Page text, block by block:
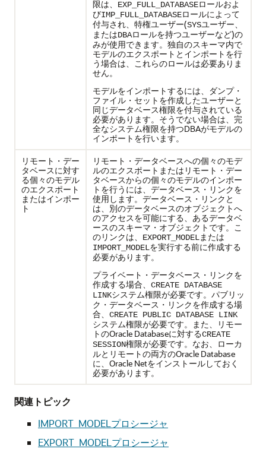
限は、 EXP_FULL_DATABASEロールおよ
びIMP_FULL_DATABASEロールによって
付与され、特権ユーザー(SYSユーザー、
またはDBAロールを持つユーザーなど)の
みが使用できます。独自のスキーマ内で
モデルのエクスポートとインポートを行
う場合は、これらのロールは必要ありま
せん。
モデルをインポートするには、ダンプ・
ファイル・セットを作成したユーザーと
同じデータベース権限を付与されている
必要があります。そうでない場合は、完
全なシステム権限を持つDBAがモデルの
インポートを行います。
リモート・デー
タベースに対す
る個々のモデル
のエクスポート
またはインポー
ト
リモート・データベースへの個々のモデ
ルのエクスポートまたはリモート・デー
タベースからの個々のモデルのインポー
トを行うには、データベース・リンクを
使用します。データベース・リンクと
は、別のデータベースのオブジェクトへ
のアクセスを可能にする、あるデータベ
ースのスキーマ・オブジェクトです。こ
のリンクは、
EXPORT_MODELまたは
IMPORT_MODELを実行する前に作成する
必要があります。
プライベート・データベース・リンクを
作成する場合、 CREATE DATABASE
LINKシステム権限が必要です。パブリッ
ク・データベース・リンクを作成する場
合、 CREATE PUBLIC DATABASE LINK
システム権限が必要です。また、リモー
トのOracle Databaseに対するCREATE
SESSION権限が必要です。なお、ローカ
ルとリモートの両方のOracle Database
に、Oracle Netをインストールしておく
必要があります。
関連トピック
IMPORT_MODELプロシージャ
EXPORT_MODELプロシージャ